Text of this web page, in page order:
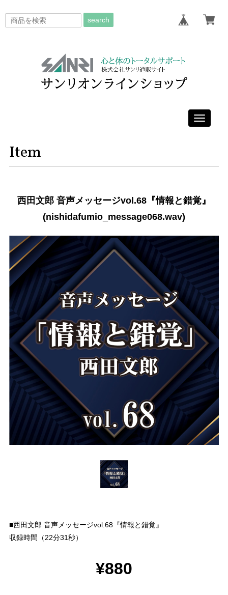
search
Toggle
Item
西田文郎 音声メッセージvol.68『情報と錯覚』
(nishidafumio_message068.wav)
■西田文郎 音声メッセージvol.68『情報と錯覚』
収録時間（22分31秒）
¥880